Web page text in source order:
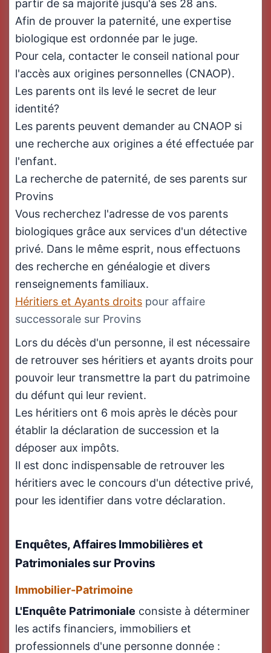
partir de sa majorité jusqu'à ses 28 ans.
Afin de prouver la paternité, une expertise
biologique est ordonnée par le juge.
Pour cela, contacter le conseil national pour
l'accès aux origines personnelles (CNAOP).
Les parents ont ils levé le secret de leur
identité?
Les parents peuvent demander au CNAOP si
une recherche aux origines a été effectuée par
l'enfant.
La recherche de paternité, de ses parents sur
Provins
Vous recherchez l'adresse de vos parents
biologiques grâce aux services d'un détective
privé. Dans le même esprit, nous effectuons
des recherche en généalogie et divers
renseignements familiaux.
Héritiers et Ayants droits pour affaire
successorale sur Provins
Lors du décès d'un personne, il est nécessaire
de retrouver ses héritiers et ayants droits pour
pouvoir leur transmettre la part du patrimoine
du défunt qui leur revient.
Les héritiers ont 6 mois après le décès pour
établir la déclaration de succession et la
déposer aux impôts.
Il est donc indispensable de retrouver les
héritiers avec le concours d'un détective privé,
pour les identifier dans votre déclaration.
Enquêtes, Affaires Immobilières et
Patrimoniales sur Provins
Immobilier-Patrimoine
L'Enquête Patrimoniale consiste à déterminer
les actifs financiers, immobiliers et
professionnels d'une personne donnée :